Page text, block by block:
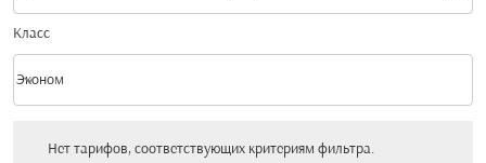
Класс
Класс option Эконом Selected
Эконом
keyboard_arrow_down
Нет тарифов, соответствующих критериям фильтра.